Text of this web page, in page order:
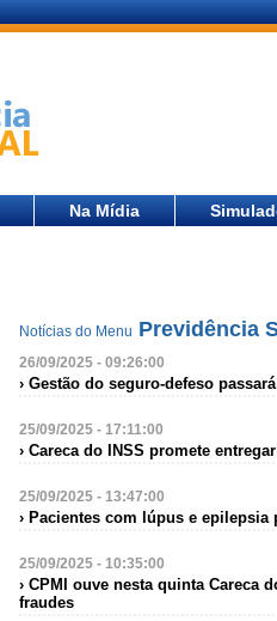
Na Mídia
Notícias do Menu Previdência
26/09/2025 - 09:26:00
› Gestão do seguro-defeso
25/09/2025 - 17:11:00
› Careca do INSS promete
25/09/2025 - 13:47:00
› Pacientes com lúpus e
25/09/2025 - 10:35:00
› CPMI ouve nesta quinta Careca
fraudes